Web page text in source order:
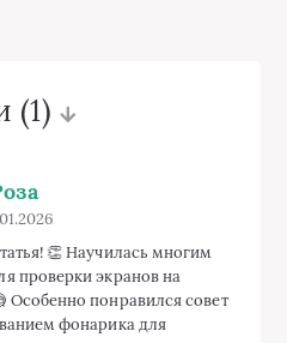
(1)
👏 Научилась многим
проверки экранов на
Особенно понравился совет
фонарика для